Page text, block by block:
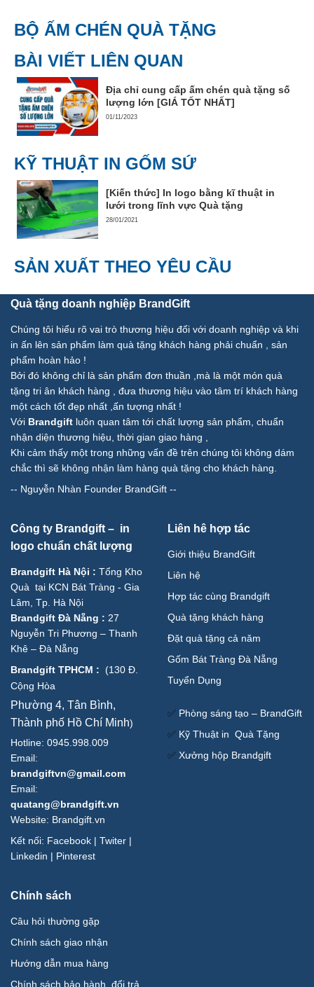
BỘ ẤM CHÉN QUÀ TẶNG
BÀI VIẾT LIÊN QUAN
Địa chỉ cung cấp ấm chén quà tặng số
lượng lớn [GIÁ TỐT NHẤT]
01/11/2023
KỸ THUẬT IN GỐM SỨ
[Kiến thức] In logo bằng kĩ thuật in
lưới trong lĩnh vực Quà tặng
28/01/2021
SẢN XUẤT THEO YÊU CẦU
Quà tặng doanh nghiệp BrandGift
Chúng tôi hiểu rõ vai trò thương hiệu đối với doanh nghiệp và khi
in ấn lên sản phẩm làm quà tặng khách hàng phải chuẩn , sản
phẩm hoàn hảo !
Bởi đó không chỉ là sản phẩm đơn thuần ,mà là một món quà
tặng tri ân khách hàng , đưa thương hiệu vào tâm trí khách hàng
một cách tốt đẹp nhất ,ấn tượng nhất !
Với Brandgift luôn quan tâm tới chất lượng sản phẩm, chuẩn
nhận diện thương hiệu, thời gian giao hàng ,
Khi cảm thấy một trong những vấn đề trên chúng tôi không dám
chắc thì sẽ không nhận làm hàng quà tặng cho khách hàng.
-- Nguyễn Nhàn Founder BrandGift --
Công ty Brandgift – in
logo chuẩn chất lượng
Brandgift Hà Nội : Tổng Kho
Quà tại KCN Bát Tràng - Gia
Lâm, Tp. Hà Nội
Brandgift Đà Nẵng : 27
Nguyễn Tri Phương – Thanh
Khê – Đà Nẵng
Brandgift TPHCM : (130 Đ.
Cộng Hòa
Phường 4, Tân Bình,
Thành phố Hồ Chí Minh)
Hotline: 0945.998.009
Email:
brandgiftvn@gmail.com
Email:
quatang@brandgift.vn
Website: Brandgift.vn
Kết nối: Facebook | Twiter |
Linkedin | Pinterest
Liên hê hợp tác
Giới thiệu BrandGift
Liên hệ
Hợp tác cùng Brandgift
Quà tặng khách hàng
Đặt quà tặng cả năm
Gốm Bát Tràng Đà Nẵng
Tuyển Dụng
✅ Phòng sáng tạo – BrandGift
✅ Kỹ Thuật in Quà Tặng
✅ Xưởng hộp Brandgift
Chính sách
Câu hỏi thường gặp
Chính sách giao nhận
Hướng dẫn mua hàng
Chính sách bảo hành ,đổi trả